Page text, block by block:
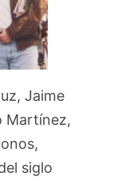
Jaime
Martínez,
siglo